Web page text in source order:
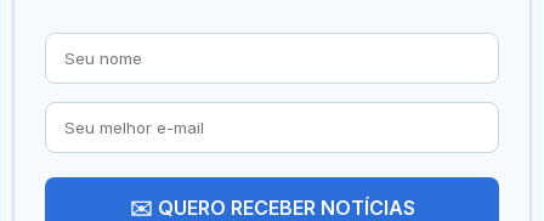
✉️ QUERO RECEBER NOTÍCIAS